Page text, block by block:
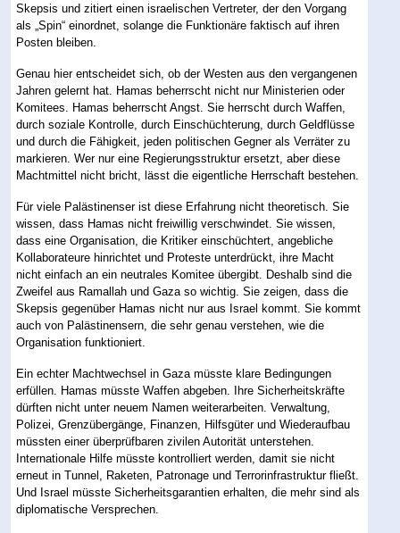
Skepsis und zitiert einen israelischen Vertreter, der den Vorgang
als „Spin“ einordnet, solange die Funktionäre faktisch auf ihren
Posten bleiben.
Genau hier entscheidet sich, ob der Westen aus den vergangenen
Jahren gelernt hat. Hamas beherrscht nicht nur Ministerien oder
Komitees. Hamas beherrscht Angst. Sie herrscht durch Waffen,
durch soziale Kontrolle, durch Einschüchterung, durch Geldflüsse
und durch die Fähigkeit, jeden politischen Gegner als Verräter zu
markieren. Wer nur eine Regierungsstruktur ersetzt, aber diese
Machtmittel nicht bricht, lässt die eigentliche Herrschaft bestehen.
Für viele Palästinenser ist diese Erfahrung nicht theoretisch. Sie
wissen, dass Hamas nicht freiwillig verschwindet. Sie wissen,
dass eine Organisation, die Kritiker einschüchtert, angebliche
Kollaborateure hinrichtet und Proteste unterdrückt, ihre Macht
nicht einfach an ein neutrales Komitee übergibt. Deshalb sind die
Zweifel aus Ramallah und Gaza so wichtig. Sie zeigen, dass die
Skepsis gegenüber Hamas nicht nur aus Israel kommt. Sie kommt
auch von Palästinensern, die sehr genau verstehen, wie die
Organisation funktioniert.
Ein echter Machtwechsel in Gaza müsste klare Bedingungen
erfüllen. Hamas müsste Waffen abgeben. Ihre Sicherheitskräfte
dürften nicht unter neuem Namen weiterarbeiten. Verwaltung,
Polizei, Grenzübergänge, Finanzen, Hilfsgüter und Wiederaufbau
müssten einer überprüfbaren zivilen Autorität unterstehen.
Internationale Hilfe müsste kontrolliert werden, damit sie nicht
erneut in Tunnel, Raketen, Patronage und Terrorinfrastruktur fließt.
Und Israel müsste Sicherheitsgarantien erhalten, die mehr sind als
diplomatische Versprechen.